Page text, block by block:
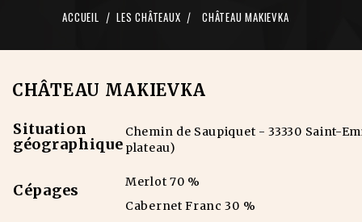
ACCUEIL LES CHÂTEAUX CHÂTEAU MAKIEVKA
CHÂTEAU MAKIEVKA
Situation
géographique
Chemin de Saupiquet - 33330 Saint-
plateau)
Cépages
Merlot 70 %
Cabernet Franc 30 %